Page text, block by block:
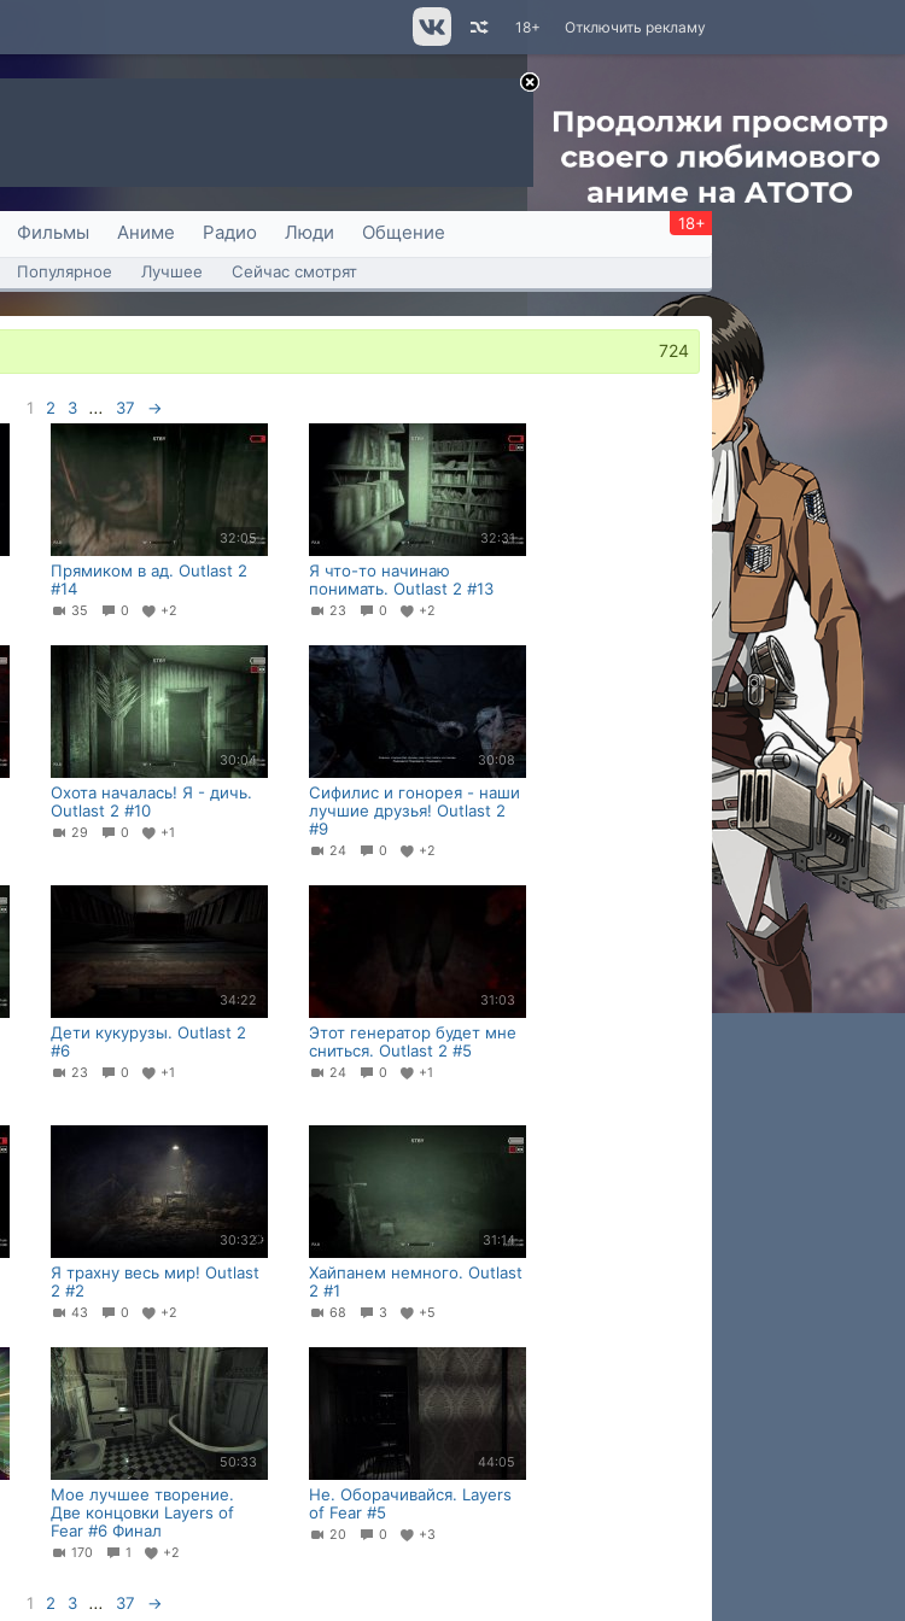
Отключить рекламу
18+
Фильмы Аниме Радио Люди Общение 18+
Популярное Лучшее Сейчас смотрят
724
1 2 3 ... 37 →
32:05
Прямиком в ад. Outlast 2
#14
35 0 +2
32:31
Я что-то начинаю
понимать. Outlast 2 #13
23 0 +2
30:04
Охота началась! Я - дичь.
Outlast 2 #10
29 0 +1
30:08
Сифилис и гонорея - наши
лучшие друзья! Outlast 2
#9
24 0 +2
34:22
Дети кукурузы. Outlast 2
#6
23 0 +1
31:03
Этот генератор будет мне
сниться. Outlast 2 #5
24 0 +1
30:32
Я трахну весь мир! Outlast
2 #2
43 0 +2
31:14
Хайпанем немного. Outlast
2 #1
68 3 +5
50:33
Мое лучшее творение.
Две концовки Layers of
Fear #6 Финал
170 1 +2
44:05
Не. Оборачивайся. Layers
of Fear #5
20 0 +3
1 2 3 ... 37 →